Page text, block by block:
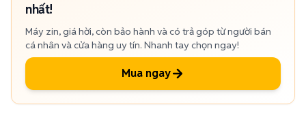
nhất!
Máy zin, giá hời, còn bảo hành và có trả góp từ người bán
cá nhân và cửa hàng uy tín. Nhanh tay chọn ngay!
Mua ngay